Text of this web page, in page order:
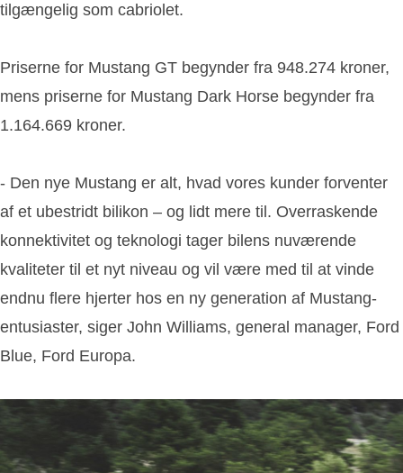
tilgængelig som cabriolet.
Priserne for Mustang GT begynder fra 948.274 kroner,
mens priserne for Mustang Dark Horse begynder fra
1.164.669 kroner.
- Den nye Mustang er alt, hvad vores kunder forventer
af et ubestridt bilikon – og lidt mere til. Overraskende
konnektivitet og teknologi tager bilens nuværende
kvaliteter til et nyt niveau og vil være med til at vinde
endnu flere hjerter hos en ny generation af Mustang-
entusiaster, siger John Williams, general manager, Ford
Blue, Ford Europa.